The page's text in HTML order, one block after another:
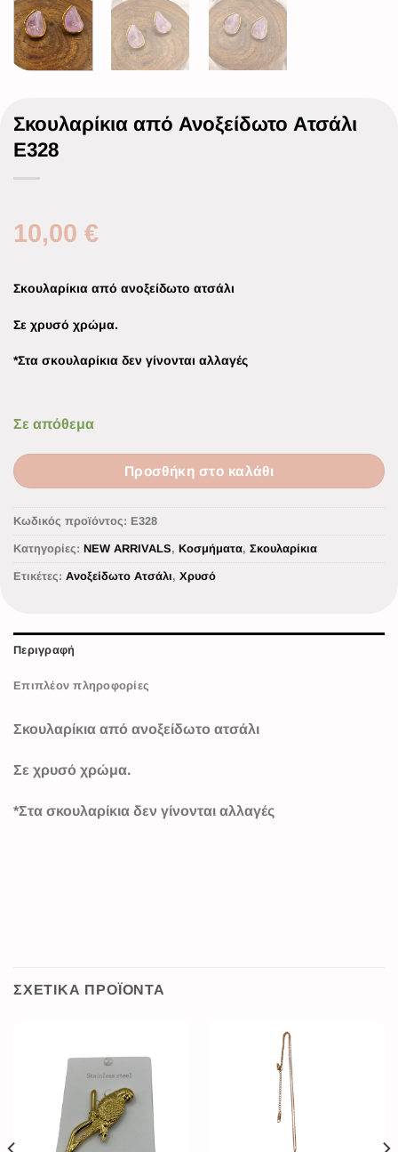
Σκουλαρίκια από Ανοξείδωτο Ατσάλι
Ε328
10,00 €
Σκουλαρίκια από ανοξείδωτο ατσάλι
Σε χρυσό χρώμα.
*Στα σκουλαρίκια δεν γίνονται αλλαγές
Σε απόθεμα
Προσθήκη στο καλάθι
Κωδικός προϊόντος: Ε328
Κατηγορίες: NEW ARRIVALS, Κοσμήματα, Σκουλαρίκια
Ετικέτες: Ανοξείδωτο Ατσάλι, Χρυσό
Περιγραφή
Επιπλέον πληροφορίες
Σκουλαρίκια από ανοξείδωτο ατσάλι
Σε χρυσό χρώμα.
*Στα σκουλαρίκια δεν γίνονται αλλαγές
ΣΧΕΤΙΚΆ ΠΡΟΪΌΝΤΑ